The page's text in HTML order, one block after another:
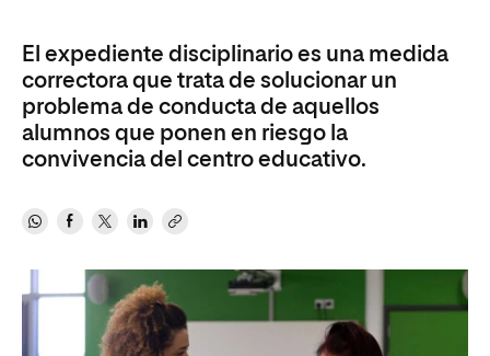
El expediente disciplinario es una medida
correctora que trata de solucionar un
problema de conducta de aquellos
alumnos que ponen en riesgo la
convivencia del centro educativo.